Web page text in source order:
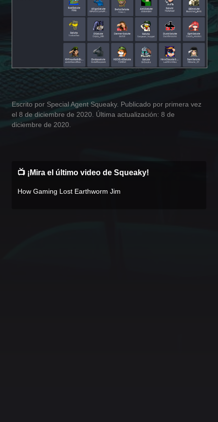
Escrito por Special Agent Squeaky. Publicado por primera vez
el 8 de diciembre de 2020. Última actualización: 8 de
diciembre de 2020.
📺 ¡Mira el último video de Squeaky!
How Gaming Lost Earthworm Jim